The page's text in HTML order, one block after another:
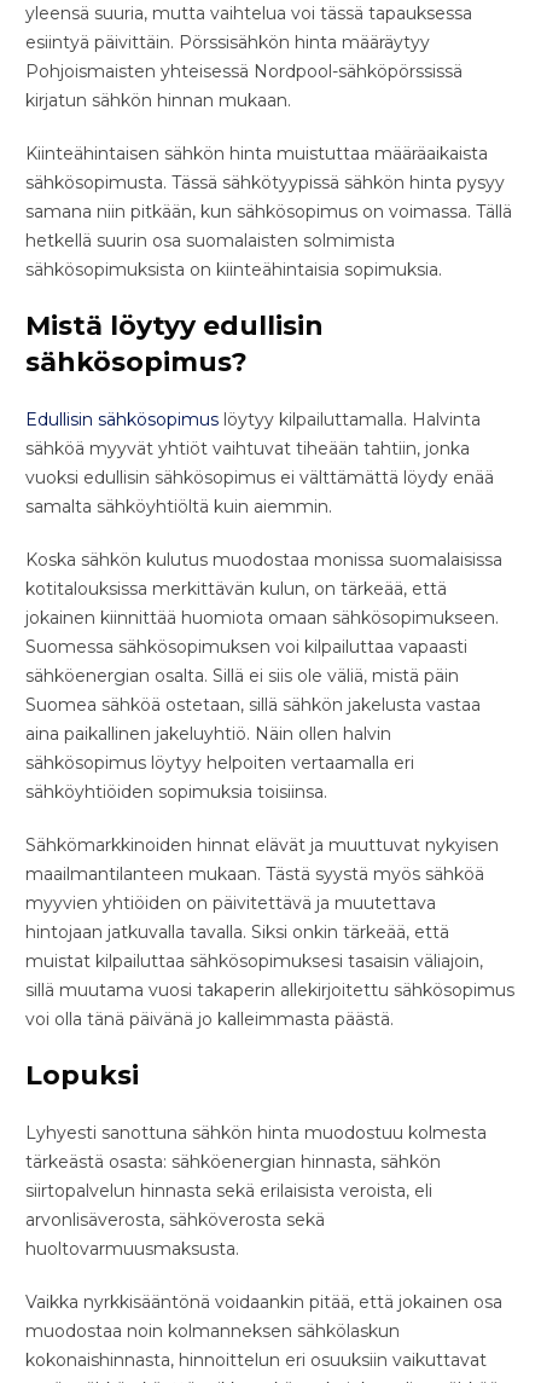
yleensä suuria, mutta vaihtelua voi tässä tapauksessa
esiintyä päivittäin. Pörssisähkön hinta määräytyy
Pohjoismaisten yhteisessä Nordpool-sähköpörssissä
kirjatun sähkön hinnan mukaan.
Kiinteähintaisen sähkön hinta muistuttaa määräaikaista
sähkösopimusta. Tässä sähkötyypissä sähkön hinta pysyy
samana niin pitkään, kun sähkösopimus on voimassa. Tällä
hetkellä suurin osa suomalaisten solmimista
sähkösopimuksista on kiinteähintaisia sopimuksia.
Mistä löytyy edullisin
sähkösopimus?
Edullisin sähkösopimus löytyy kilpailuttamalla. Halvinta
sähköä myyvät yhtiöt vaihtuvat tiheään tahtiin, jonka
vuoksi edullisin sähkösopimus ei välttämättä löydy enää
samalta sähköyhtiöltä kuin aiemmin.
Koska sähkön kulutus muodostaa monissa suomalaisissa
kotitalouksissa merkittävän kulun, on tärkeää, että
jokainen kiinnittää huomiota omaan sähkösopimukseen.
Suomessa sähkösopimuksen voi kilpailuttaa vapaasti
sähköenergian osalta. Sillä ei siis ole väliä, mistä päin
Suomea sähköä ostetaan, sillä sähkön jakelusta vastaa
aina paikallinen jakeluyhtiö. Näin ollen halvin
sähkösopimus löytyy helpoiten vertaamalla eri
sähköyhtiöiden sopimuksia toisiinsa.
Sähkömarkkinoiden hinnat elävät ja muuttuvat nykyisen
maailmantilanteen mukaan. Tästä syystä myös sähköä
myyvien yhtiöiden on päivitettävä ja muutettava
hintojaan jatkuvalla tavalla. Siksi onkin tärkeää, että
muistat kilpailuttaa sähkösopimuksesi tasaisin väliajoin,
sillä muutama vuosi takaperin allekirjoitettu sähkösopimus
voi olla tänä päivänä jo kalleimmasta päästä.
Lopuksi
Lyhyesti sanottuna sähkön hinta muodostuu kolmesta
tärkeästä osasta: sähköenergian hinnasta, sähkön
siirtopalvelun hinnasta sekä erilaisista veroista, eli
arvonlisäverosta, sähköverosta sekä
huoltovarmuusmaksusta.
Vaikka nyrkkisääntönä voidaankin pitää, että jokainen osa
muodostaa noin kolmanneksen sähkölaskun
kokonaishinnasta, hinnoittelun eri osuuksiin vaikuttavat